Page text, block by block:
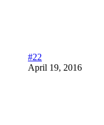
#22
April 19, 2016